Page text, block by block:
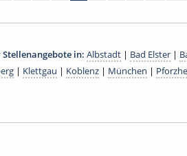
in: Albstadt | Bad Elster |
| Klettgau | Koblenz | München |